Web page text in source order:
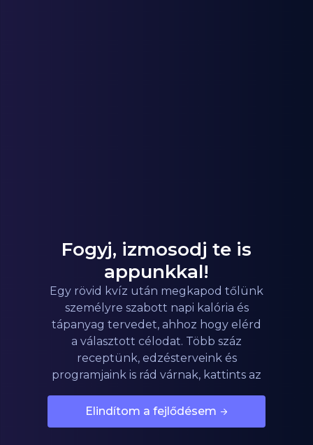
Fogyj, izmosodj te is
appunkkal!
Egy rövid kvíz után megkapod tőlünk
személyre szabott napi kalória és
tápanyag tervedet, ahhoz hogy elérd
a választott célodat. Több száz
receptünk, edzésterveink és
programjaink is rád várnak, kattints az
Elindítom a fejlődésem